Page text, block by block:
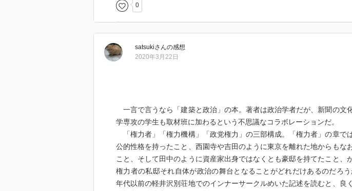
0
satsukiさんの感想
2020年3月22日
一言で言うなら「建築と政治」の本。著者は政治学者だが、新聞の文
学専攻の学生も取材班に加わるという不思議なコラボレーションだ。
「権力者」「権力機構」「政党権力」の三部構成。「権力者」の章で
公的性格を持ったこと、西園寺や吉田のように東京を離れた地からもな
こと、そして田中のように資産家出身ではなくとも豪邸を持てたこと、
権力者の私邸それ自体が政治の舞台となることがどれだけあるのだろ
年代以前の軽井沢別荘地でのインナーサークルめいた記述を読むと、良